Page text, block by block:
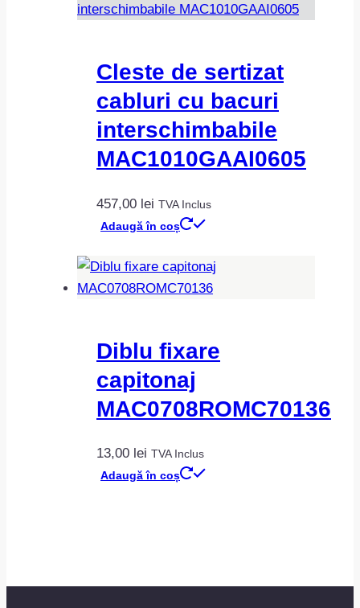
305,00 lei
variații.
fi
alese
în
pagina
produsului.
Cleste de sertizat
cabluri cu bacuri
interschimbabile
MAC1010GAAI0605
457,00 lei TVA Inclus
Adaugă în coș
Diblu fixare
capitonaj
MAC0708ROMC70136
13,00 lei TVA Inclus
Adaugă în coș